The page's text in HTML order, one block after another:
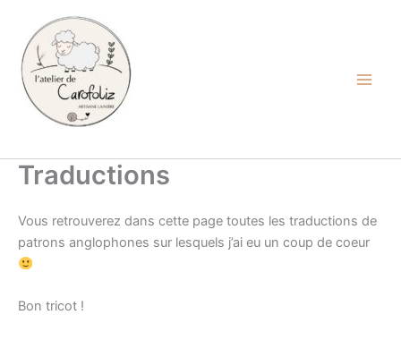
contenu
Traductions
Vous retrouverez dans cette page toutes les traductions de
patrons anglophones sur lesquels j’ai eu un coup de coeur
Bon tricot !